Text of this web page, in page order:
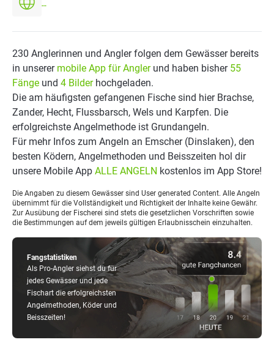
--
Fangstatistiken
Als Pro-Angler siehst du für
jedes Gewässer und jede
Fischart die erfolgreichsten
Angelmethoden, Köder und
Beisszeiten!
230 Anglerinnen und Angler folgen dem Gewässer bereits
in unserer mobile App für Anglerund haben bisher 55
Fänge und 4 Bilderhochgeladen.
Die am häufigsten gefangenen Fische sind hier Brachse,
Zander, Hecht, Flussbarsch, Wels und Karpfen. Die
erfolgreichste Angelmethode ist Grundangeln.
Für mehr Infos zum Angeln an Emscher (Dinslaken), den
besten Ködern, Angelmethoden und Beisszeiten hol dir
unsere Mobile App ALLE ANGELN kostenlos im App Store!
Die Angaben zu diesem Gewässer sind User generated Content. Alle Angeln
übernimmt für die Vollständigkeit und Richtigkeit der Inhalte keine Gewähr.
Zur Ausübung der Fischerei sind stets die gesetzlichen Vorschriften sowie
die Bestimmungen auf dem jeweils gültigen Erlaubnisschein einzuhalten.